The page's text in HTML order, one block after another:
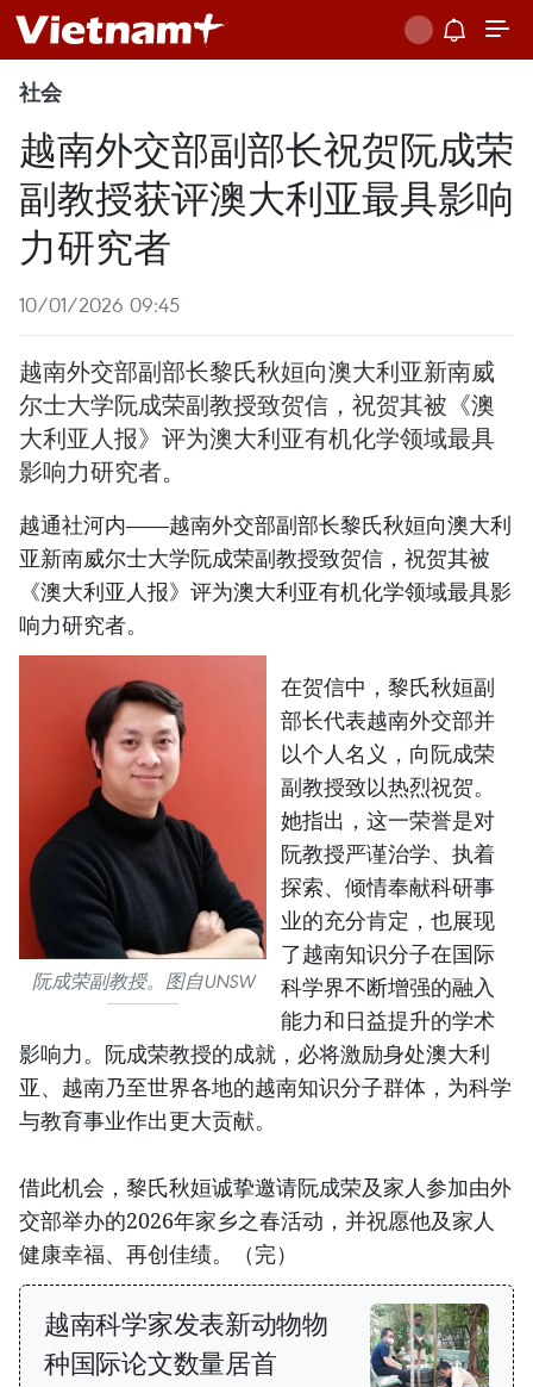
社会
越南外交部副部长祝贺阮成荣
副教授获评澳大利亚最具影响
力研究者
10/01/2026 09:45
越南外交部副部长黎氏秋姮向澳大利亚新南威
尔士大学阮成荣副教授致贺信，祝贺其被《澳
大利亚人报》评为澳大利亚有机化学领域最具
影响力研究者。
越通社河内——越南外交部副部长黎氏秋姮向澳大利
亚新南威尔士大学阮成荣副教授致贺信，祝贺其被
《澳大利亚人报》评为澳大利亚有机化学领域最具影
响力研究者。
阮成荣副教授。图自UNSW
在贺信中，黎氏秋姮副
部长代表越南外交部并
以个人名义，向阮成荣
副教授致以热烈祝贺。
她指出，这一荣誉是对
阮教授严谨治学、执着
探索、倾情奉献科研事
业的充分肯定，也展现
了越南知识分子在国际
科学界不断增强的融入
能力和日益提升的学术
影响力。阮成荣教授的成就，必将激励身处澳大利
亚、越南乃至世界各地的越南知识分子群体，为科学
与教育事业作出更大贡献。
借此机会，黎氏秋姮诚挚邀请阮成荣及家人参加由外
交部举办的2026年家乡之春活动，并祝愿他及家人
健康幸福、再创佳绩。（完）
越南科学家发表新动物物
种国际论文数量居首